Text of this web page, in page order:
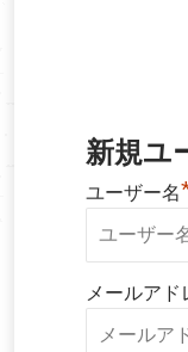
新規ユ
ユーザー名
メールアド